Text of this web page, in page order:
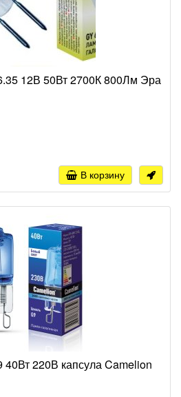
12В 50Вт 2700К 800Лм Эра
В корзину
220В капсула Camelion